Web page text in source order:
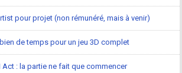
pour projet (non rémunéré, mais à venir)
de temps pour un jeu 3D complet
Act : la partie ne fait que commencer